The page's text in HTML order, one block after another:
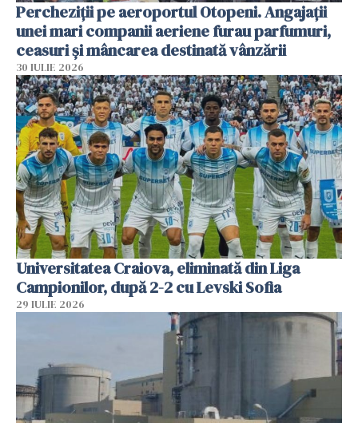
Percheziții pe aeroportul Otopeni. Angajații
unei mari companii aeriene furau parfumuri,
ceasuri și mâncarea destinată vânzării
30 IULIE 2026
Universitatea Craiova, eliminată din Liga
Campionilor, după 2-2 cu Levski Sofia
29 IULIE 2026